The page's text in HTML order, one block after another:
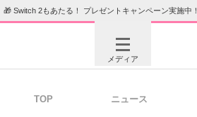
🎁 Switch 2もあたる！ プレゼントキャンペーン実施中！
メディア
TOP ニュース